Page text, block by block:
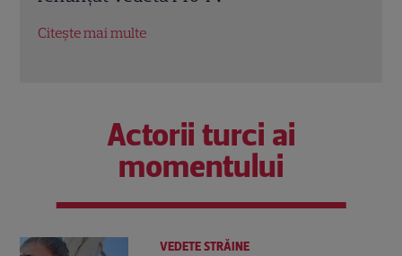
Citește mai multe
Actorii turci ai
momentului
VEDETE STRĂINE